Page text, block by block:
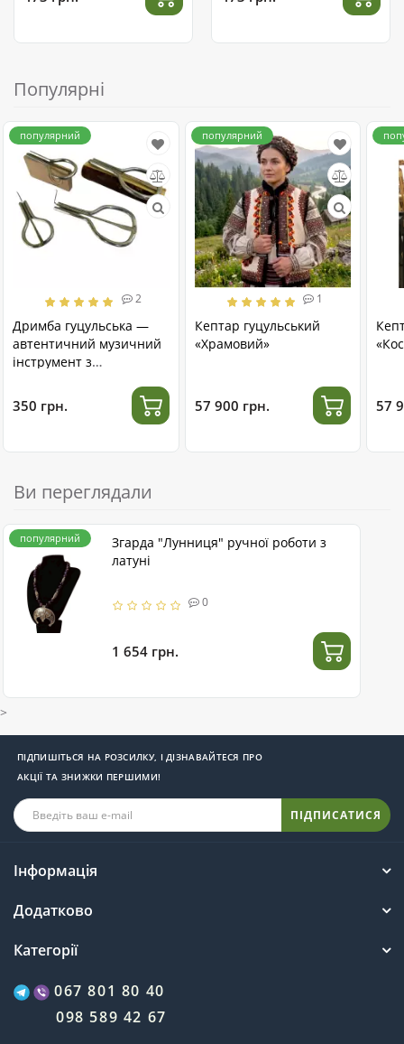
Популярні
популярний
2
Дримба гуцульська —
автентичний музичний
інструмент з
350 грн.
популярний
1
Кептар гуцульський
«Храмовий»
57 900 грн. 57
Ви переглядали
популярний
Згарда "Лунниця" ручної роботи з
латуні
0
1 654 грн.
>
ПІДПИШІТЬСЯ НА РОЗСИЛКУ, І ДІЗНАВАЙТЕСЯ ПРО
АКЦІЇ ТА ЗНИЖКИ ПЕРШИМИ!
ПІДПИСАТИСЯ
Інформація
Додатково
Категорії
067 801 80 40
098 589 42 67